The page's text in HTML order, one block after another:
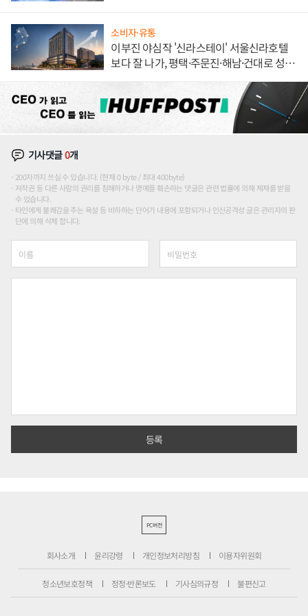
소비자·유통
이부진 야심작 '신라스테이' 서울신라호텔
보다 잘 나가, 평택·주문진·해남·건대로 성
기사댓글0개
200자까지 쓰실 수 있습니다. (현재 0 byte / 최대 400byte)
저작권 등 다른 사람의 권리를 침해하거나 명예를 훼손하는 댓글은 관련 법률에 의해 제재를 받을
수 있습니다.
타인에게 불쾌감을 주는 욕설 등 비하하는 단어가 내용에 포함되거나 인신공격성 글은 관리자의 판
단에 의해 삭제 합니다.
PC버전
회사소개 윤리강령 개인정보처리방침 이용자위원회
청소년보호정책 정정·반론보도 기사심의규정 불편신고